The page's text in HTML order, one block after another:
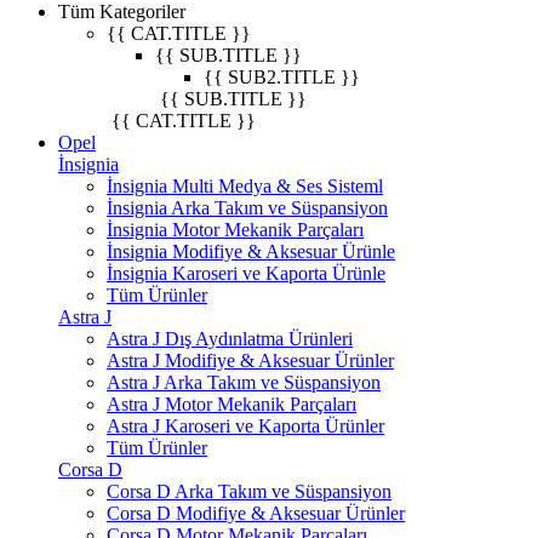
Tüm Kategoriler
{{ CAT.TITLE }}
{{ SUB.TITLE }}
{{ SUB2.TITLE }}
{{ SUB.TITLE }}
{{ CAT.TITLE }}
Opel
İnsignia
İnsignia Multi Medya & Ses Sisteml
İnsignia Arka Takım ve Süspansiyon
İnsignia Motor Mekanik Parçaları
İnsignia Modifiye & Aksesuar Ürünle
İnsignia Karoseri ve Kaporta Ürünle
Tüm Ürünler
Astra J
Astra J Dış Aydınlatma Ürünleri
Astra J Modifiye & Aksesuar Ürünler
Astra J Arka Takım ve Süspansiyon
Astra J Motor Mekanik Parçaları
Astra J Karoseri ve Kaporta Ürünler
Tüm Ürünler
Corsa D
Corsa D Arka Takım ve Süspansiyon
Corsa D Modifiye & Aksesuar Ürünler